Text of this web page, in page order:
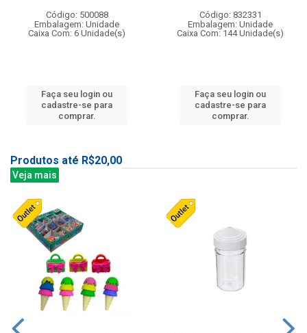
Código: 500088
Embalagem: Unidade
Caixa Com: 6 Unidade(s)
Faça seu login ou
cadastre-se para
comprar.
Código: 832331
Embalagem: Unidade
Caixa Com: 144 Unidade(s)
Faça seu login ou
cadastre-se para
comprar.
Produtos até R$20,00
Veja mais